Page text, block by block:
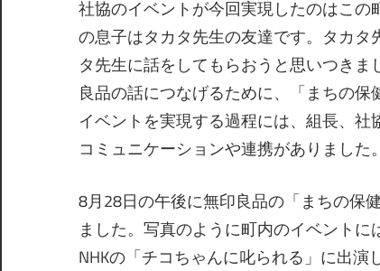
社協のイベントが今回実現したのはこ
の息子はタカタ先生の友達です。タカ
タ先生に話をしてもらおうと思いつき
良品の話につなげるために、「まちの
イベントを実現する過程には、組長、
コミュニケーションや連携がありました。
8月28日の午後に無印良品の「まちの保
ました。写真のように町内のイベント
NHKの「チコちゃんに叱られる」に出